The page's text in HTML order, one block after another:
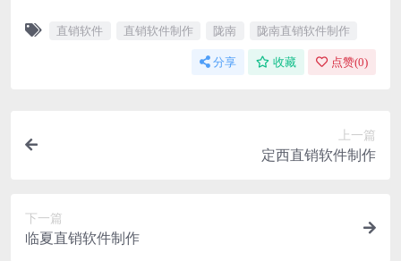
直销软件 直销软件制作 陇南 陇南直销软件制作
分享 收藏 点赞(0)
上一篇
定西直销软件制作
下一篇
临夏直销软件制作